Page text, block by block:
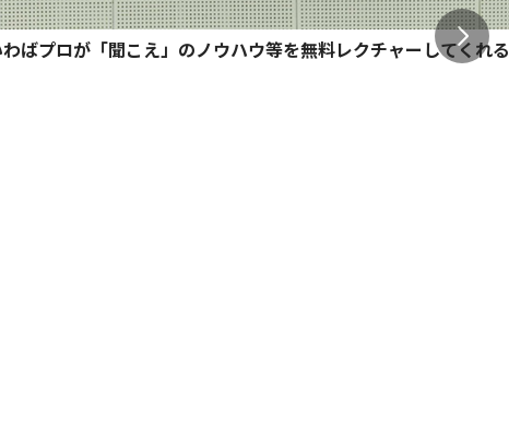
ばプロが「聞こえ」のノウハウ等を無料レクチャーしてくれる